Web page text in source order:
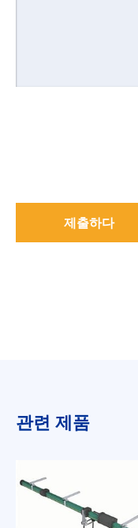
제출하다
관련 제품